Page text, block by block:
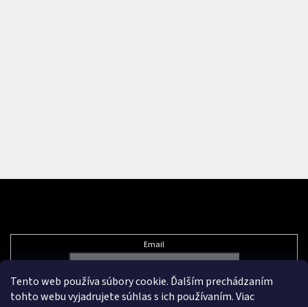
Tento web používa súbory cookie. Ďalším prechádzaním
tohto webu vyjadrujete súhlas s ich používaním. Viac
Email
Vložením e-mailu súhlasíte spodmienkami ochrany osobných údajov